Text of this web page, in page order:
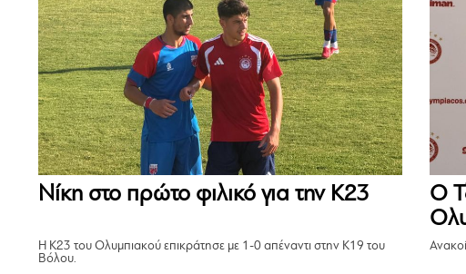
Νίκη στο πρώτο φιλικό για την Κ23
Η Κ23 του Ολυμπιακού επικράτησε με 1-0 απέναντι στην Κ19 του
Βόλου.
Ο